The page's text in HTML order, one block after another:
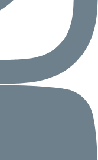
会員
登録